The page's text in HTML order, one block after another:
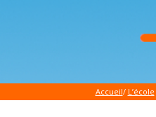
Accueil/ L’école